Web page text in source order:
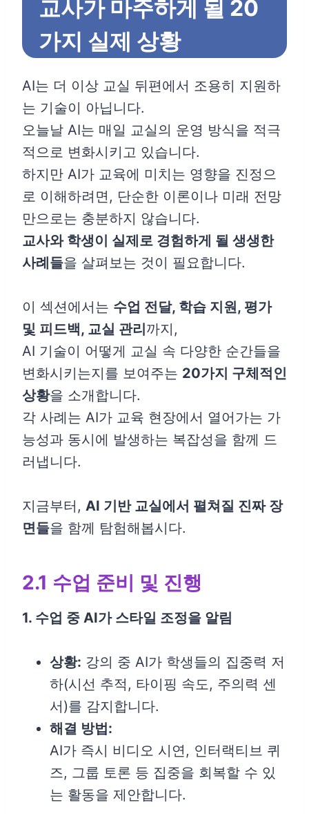
교사가 마주하게 될 20
가지 실제 상황
AI는 더 이상 교실 뒤편에서 조용히 지원하
는 기술이 아닙니다.
오늘날 AI는 매일 교실의 운영 방식을 적극
적으로 변화시키고 있습니다.
하지만 AI가 교육에 미치는 영향을 진정으
로 이해하려면, 단순한 이론이나 미래 전망
만으로는 충분하지 않습니다.
교사와 학생이 실제로 경험하게 될 생생한
사례들을 살펴보는 것이 필요합니다.
이 섹션에서는 수업 전달, 학습 지원, 평가
및 피드백, 교실 관리까지,
AI 기술이 어떻게 교실 속 다양한 순간들을
변화시키는지를 보여주는 20가지 구체적인
상황을 소개합니다.
각 사례는 AI가 교육 현장에서 열어가는 가
능성과 동시에 발생하는 복잡성을 함께 드
러냅니다.
지금부터, AI 기반 교실에서 펼쳐질 진짜 장
면들을 함께 탐험해봅시다.
2.1 수업 준비 및 진행
1. 수업 중 AI가 스타일 조정을 알림
상황: 강의 중 AI가 학생들의 집중력 저
하(시선 추적, 타이핑 속도, 주의력 센
서)를 감지합니다.
해결 방법:
AI가 즉시 비디오 시연, 인터랙티브 퀴
즈, 그룹 토론 등 집중을 회복할 수 있
는 활동을 제안합니다.